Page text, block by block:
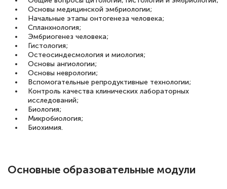
Основы медицинской эмбриологии;
Начальные этапы онтогенеза человека;
Спланхнология;
Эмбриогенез человека;
Гистология;
Остеосиндесмология и миология;
Основы ангиологии;
Основы неврологии;
Вспомогательные репродуктивные технологии;
Контроль качества клинических лабораторных
исследований;
Биология;
Микробиология;
Биохимия.
Основные образовательные модули